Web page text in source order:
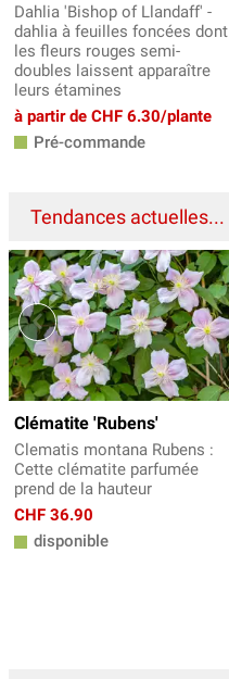
Dahlia 'Bishop of Llandaff' -
dahlia à feuilles foncées dont
les fleurs rouges semi-
doubles laissent apparaître
leurs étamines
à partir de CHF 6.30/plante
Pré-commande
Tendances actuelles...
Clématite 'Rubens'
Clematis montana Rubens :
Cette clématite parfumée
prend de la hauteur
CHF 36.90
disponible